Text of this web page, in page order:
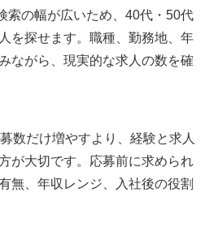
索の幅が広いため、40代・50代
を探せます。職種、勤務地、年
ながら、現実的な求人の数を確
数だけ増やすより、経験と求人
が大切です。応募前に求められ
無、年収レンジ、入社後の役割